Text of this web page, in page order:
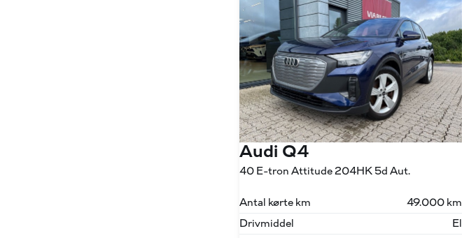
Audi Q4
40 E-tron Attitude 204HK 5d Aut.
Antal kørte km
49.000 km
Drivmiddel
El